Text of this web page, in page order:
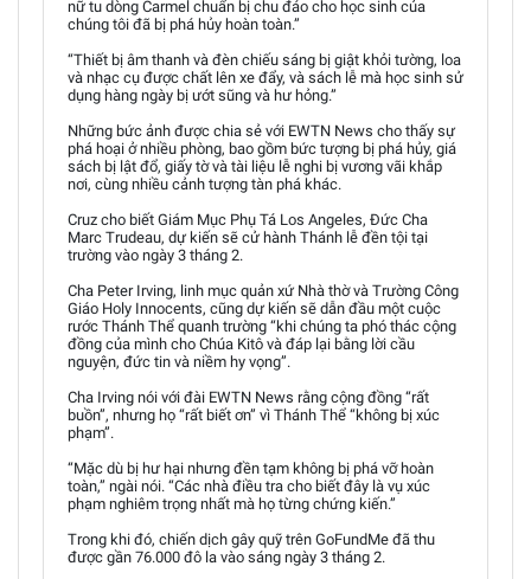
nữ tu dòng Carmel chuẩn bị chu đáo cho học sinh của
chúng tôi đã bị phá hủy hoàn toàn.”
“Thiết bị âm thanh và đèn chiếu sáng bị giật khỏi tường, loa
và nhạc cụ được chất lên xe đẩy, và sách lễ mà học sinh sử
dụng hàng ngày bị ướt sũng và hư hỏng.”
Những bức ảnh được chia sẻ với EWTN News cho thấy sự
phá hoại ở nhiều phòng, bao gồm bức tượng bị phá hủy, giá
sách bị lật đổ, giấy tờ và tài liệu lễ nghi bị vương vãi khắp
nơi, cùng nhiều cảnh tượng tàn phá khác.
Cruz cho biết Giám Mục Phụ Tá Los Angeles, Đức Cha
Marc Trudeau, dự kiến sẽ cử hành Thánh lễ đền tội tại
trường vào ngày 3 tháng 2.
Cha Peter Irving, linh mục quản xứ Nhà thờ và Trường Công
Giáo Holy Innocents, cũng dự kiến sẽ dẫn đầu một cuộc
rước Thánh Thể quanh trường “khi chúng ta phó thác cộng
đồng của mình cho Chúa Kitô và đáp lại bằng lời cầu
nguyện, đức tin và niềm hy vọng”.
Cha Irving nói với đài EWTN News rằng cộng đồng “rất
buồn”, nhưng họ “rất biết ơn” vì Thánh Thể “không bị xúc
phạm”.
“Mặc dù bị hư hại nhưng đền tạm không bị phá vỡ hoàn
toàn,” ngài nói. “Các nhà điều tra cho biết đây là vụ xúc
phạm nghiêm trọng nhất mà họ từng chứng kiến.”
Trong khi đó, chiến dịch gây quỹ trên GoFundMe đã thu
được gần 76.000 đô la vào sáng ngày 3 tháng 2.